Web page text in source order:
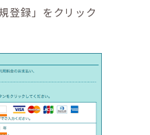
登録」をクリック